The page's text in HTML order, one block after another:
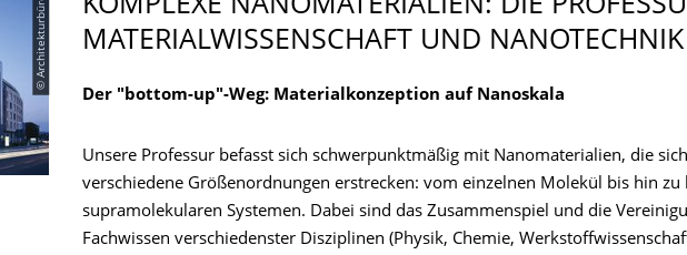
© Architekturbüro
KOMPLEXE NANOMATERIALIEN: DIE
MATERIALWISSEN­SCHAFT UND NANOTECHNIK
Der "bottom-up"-Weg: Materialkonzeption auf Nanoskala
Unsere Professur befasst sich schwerpunktmäßig mit Nanomaterialien, die
verschiedene Größenordnungen erstrecken: vom einzelnen Molekül bis hin zu
supramolekularen Systemen. Dabei sind das Zusammenspiel und die
Fachwissen verschiedenster Disziplinen (Physik, Chemie,